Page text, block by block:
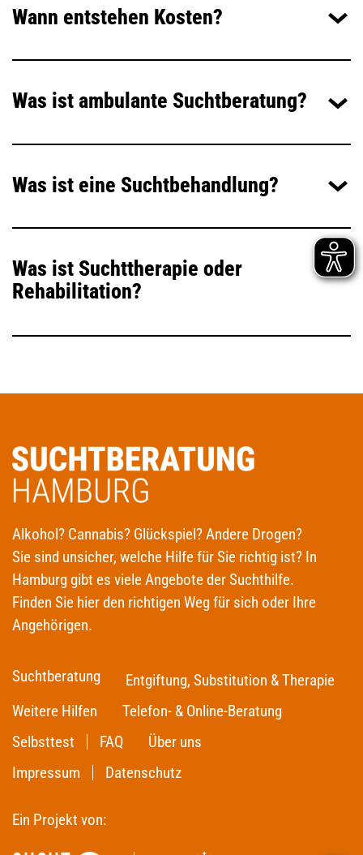
Wann entstehen Kosten?
Was ist ambulante Suchtberatung?
Was ist eine Suchtbehandlung?
Was ist Suchttherapie oder
Rehabilitation?
Alkohol? Cannabis? Glückspiel? Andere Drogen?
Sie sind unsicher, welche Hilfe für Sie richtig ist? In
Hamburg gibt es viele Angebote der Suchthilfe.
Finden Sie hier den richtigen Weg für sich oder Ihre
Angehörigen.
Suchtberatung
Entgiftung, Substitution & Therapie
Weitere Hilfen
Telefon- & Online-Beratung
Selbsttest
FAQ
Über uns
Impressum
Datenschutz
Ein Projekt von: